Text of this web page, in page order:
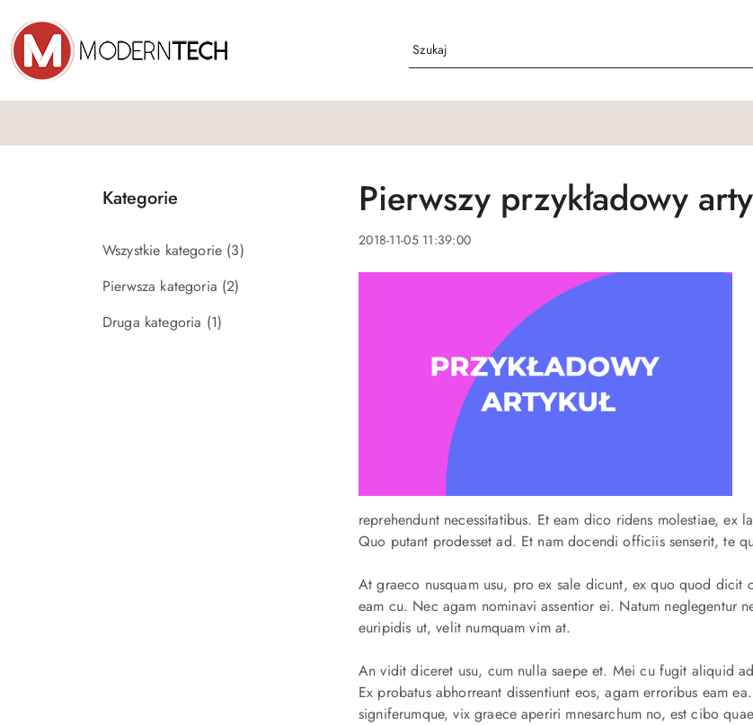
Przejdź do treści głównej
Przejdź do wyszukiwarki
Przejdź do moje konto
Przejdź do menu głównego
Przejdź do stopki
Kategorie
Wszystkie kategorie (3)
Pierwsza kategoria (2)
Druga kategoria (1)
Pierwszy przykładowy
2018-11-05 11:39:00
reprehendunt necessitatibus. Et eam dico ridens molestiae,
Quo putant prodesset ad. Et nam docendi officiis senserit, te
At graeco nusquam usu, pro ex sale dicunt, ex quo quod
eam cu. Nec agam nominavi assentior ei. Natum neglegentur
euripidis ut, velit numquam vim at.
An vidit diceret usu, cum nulla saepe et. Mei cu fugit aliquid
Ex probatus abhorreant dissentiunt eos, agam erroribus eam
signiferumque, vix graece aperiri mnesarchum no, est cibo